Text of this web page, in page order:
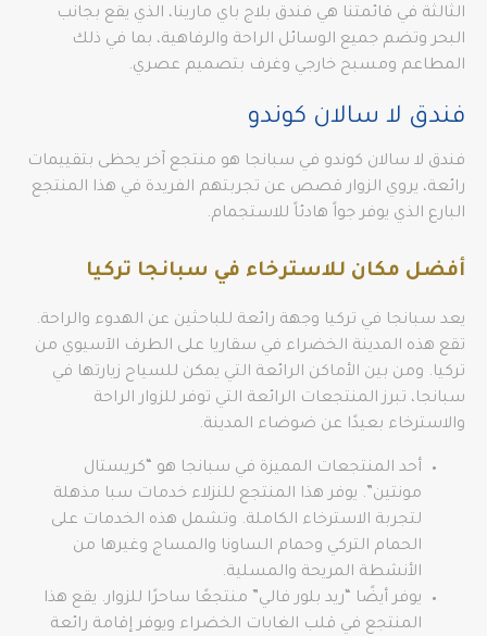
الثالثة في قائمتنا هي فندق بلاج باي مارينا، الذي يقع بجانب
البحر وتضم جميع الوسائل الراحة والرفاهية، بما في ذلك
المطاعم ومسبح خارجي وغرف بتصميم عصري.
فندق لا سالان كوندو
فندق لا سالان كوندو في سبانجا هو منتجع آخر يحظى بتقييمات
رائعة، يروي الزوار قصص عن تجربتهم الفريدة في هذا المنتجع
البارع الذي يوفر جواً هادئاً للاستجمام.
أفضل مكان للاسترخاء في سبانجا تركيا
يعد سبانجا في تركيا وجهة رائعة للباحثين عن الهدوء والراحة.
تقع هذه المدينة الخضراء في سقاريا على الطرف الآسيوي من
تركيا. ومن بين الأماكن الرائعة التي يمكن للسياح زيارتها في
سبانجا، تبرز المنتجعات الرائعة التي توفر للزوار الراحة
والاسترخاء بعيدًا عن ضوضاء المدينة.
أحد المنتجعات المميزة في سبانجا هو “كريستال
مونتين”. يوفر هذا المنتجع للنزلاء خدمات سبا مذهلة
لتجربة الاسترخاء الكاملة. وتشمل هذه الخدمات على
الحمام التركي وحمام الساونا والمساج وغيرها من
الأنشطة المريحة والمسلية.
يوفر أيضًا “ريد بلور فالي” منتجعًا ساحرًا للزوار. يقع هذا
المنتجع في قلب الغابات الخضراء ويوفر إقامة رائعة